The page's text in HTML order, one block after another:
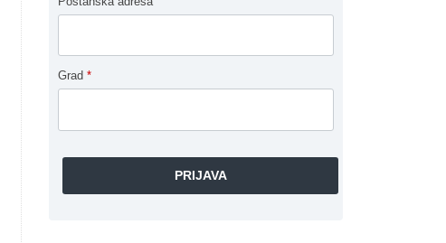
Grad *